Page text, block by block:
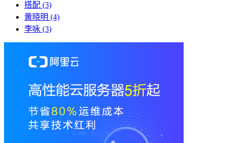
搭配 (3)
黄晓明 (4)
李咏 (3)